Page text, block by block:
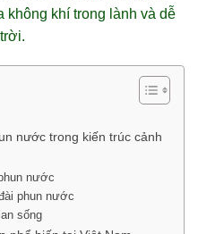
không khí trong lành và dễ
nước trong kiến trúc cảnh
nước
phun nước
sống